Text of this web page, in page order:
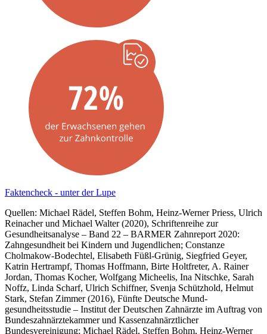
Faktencheck - unter der Lupe
Quellen: Michael Rädel, Steffen Bohm, Heinz-Werner Priess, Ulrich
Reinacher und Michael Walter (2020), Schriftenreihe zur
Gesundheitsanalyse – Band 22 – BARMER Zahnreport 2020:
Zahngesundheit bei Kindern und Jugendlichen; Constanze
Cholmakow-Bodechtel, Elisabeth Füßl-Grünig, Siegfried Geyer,
Katrin Hertrampf, Thomas Hoffmann, Birte Holtfreter, A. Rainer
Jordan, Thomas Kocher, Wolfgang Micheelis, Ina Nitschke, Sarah
Noffz, Linda Scharf, Ulrich Schiffner, Svenja Schützhold, Helmut
Stark, Stefan Zimmer (2016), Fünfte Deutsche Mund-
gesundheitsstudie – Institut der Deutschen Zahnärzte im Auftrag von
Bundeszahnärztekammer und Kassenzahnärztlicher
Bundesvereinigung; Michael Rädel, Steffen Bohm, Heinz-Werner